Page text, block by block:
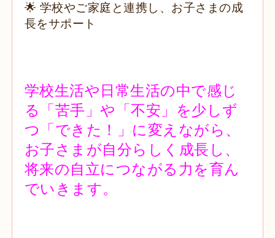
🌟 学校やご家庭と連携し、お子さまの成
長をサポート
学校生活や日常生活の中で感じ
る「苦手」や「不安」を少しず
つ「できた！」に変えながら、
お子さまが自分らしく成長し、
将来の自立につながる力を育ん
でいきます。